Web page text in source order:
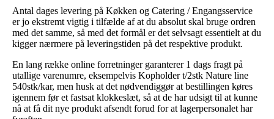
Antal dages levering på Køkken og Catering / Engangsservice
er jo ekstremt vigtig i tilfælde af at du absolut skal bruge ordren
med det samme, så med det formål er det selvsagt essentielt at du
kigger nærmere på leveringstiden på det respektive produkt.
En lang række online forretninger garanterer 1 dags fragt på
utallige varenumre, eksempelvis Kopholder t/2stk Nature line
540stk/kar, men husk at det nødvendiggør at bestillingen køres
igennem før et fastsat klokkeslæt, så at de har udsigt til at kunne
nå at få dit nye produkt afsendt forud for at lagerpersonalet har